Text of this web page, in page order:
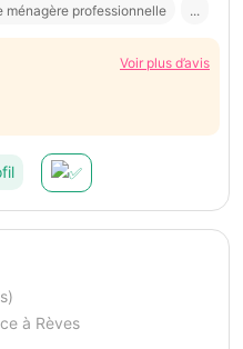
ménagère professionnelle ...
Voir plus d’avis
à Rèves